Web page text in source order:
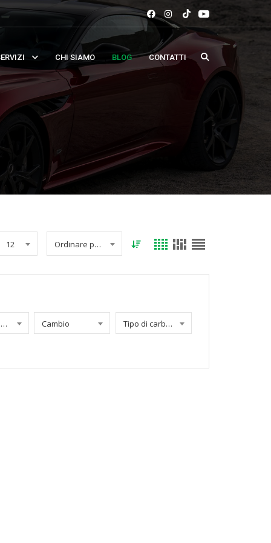
CHI SIAMO BLOG CONTATTI
12 Ordinare per data
Chilometraggio Cambio Tipo di carburante